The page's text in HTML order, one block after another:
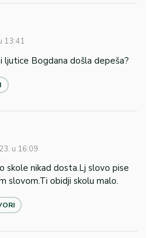
13:41
ljutice Bogdana došla depeša?
u 16:09
skole nikad dosta.Lj slovo pise
slovom.Ti obidji skolu malo.